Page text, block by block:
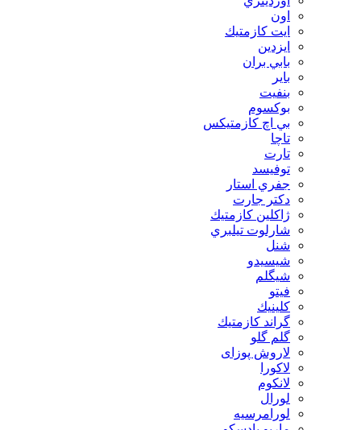
اون
ايت كازمتيك
ايزدين
بابي بران
بایر
بنفيت
بوكسوم
بي اچ كازمتيكس
تاچا
تارت
توفيسد
جفري استار
دكتر جارت
ژاكلين كازمتيك
شارلوت تيلبري
شنل
شيسيدو
شیگلم
فيتو
كلينيك
گراند كازمتيك
گلم گلو
لاروش پوزای
لاكورا
لانكوم
لورال
لورامرسيه